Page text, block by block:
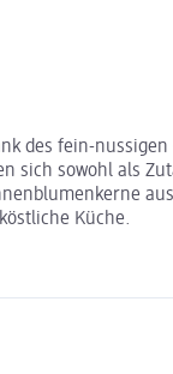
des fein-
sowohl als
Küche.